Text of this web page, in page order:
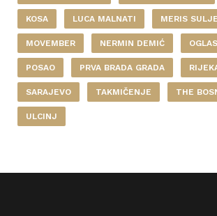
KOSA LUCA MALNATI MERIS
MOVEMBER NERMIN DEMIĆ OGLAS
POSAO PRVA BRADA GRADA
SARAJEVO TAKMIČENJE THE
ULCINJ